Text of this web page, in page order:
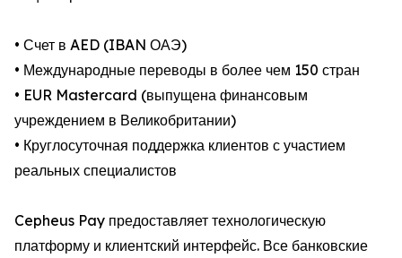
• Счет в AED (IBAN ОАЭ)
• Международные переводы в более чем 150 стран
• EUR Mastercard (выпущена финансовым
учреждением в Великобритании)
• Круглосуточная поддержка клиентов с участием
реальных специалистов
Cepheus Pay предоставляет технологическую
платформу и клиентский интерфейс. Все банковские